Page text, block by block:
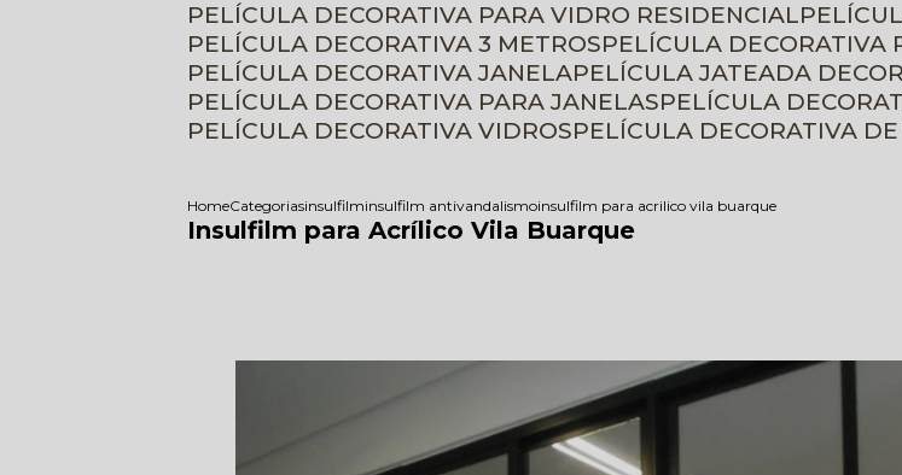
PELÍCULA DECORATIVA PARA VIDRO RESIDENCIAL
PELÍCULA DECORATIVA 3 METROS
PELÍCULA
PELÍCULA DECORATIVA JANELA
PELÍCULA JATEADA
PELÍCULA DECORATIVA PARA JANELAS
PELÍCULA
PELÍCULA DECORATIVA VIDROS
PELÍCULA DECORATIVA
HomeCategoriasinsulfilminsulfilm antivandalismoinsulfilm para acrilico vila buarque
Insulfilm para Acrílico Vila Buarque